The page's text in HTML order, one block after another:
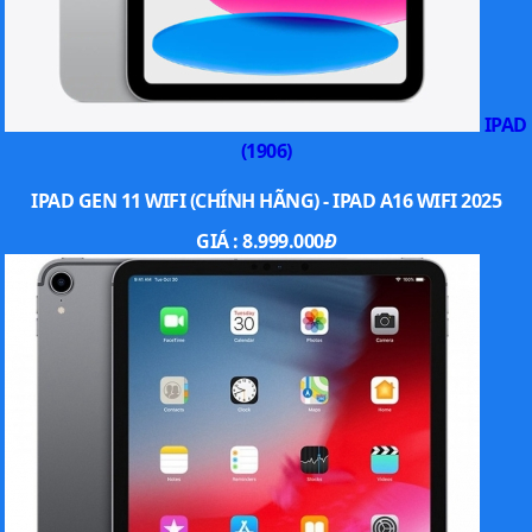
IPAD
(1906)
IPAD GEN 11 WIFI (CHÍNH HÃNG) - IPAD A16 WIFI 2025
GIÁ :8.999.000Đ